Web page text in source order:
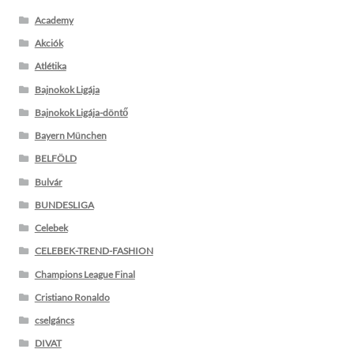
Academy
Akciók
Atlétika
Bajnokok Ligája
Bajnokok Ligája-döntő
Bayern München
BELFÖLD
Bulvár
BUNDESLIGA
Celebek
CELEBEK-TREND-FASHION
Champions League Final
Cristiano Ronaldo
cselgáncs
DIVAT